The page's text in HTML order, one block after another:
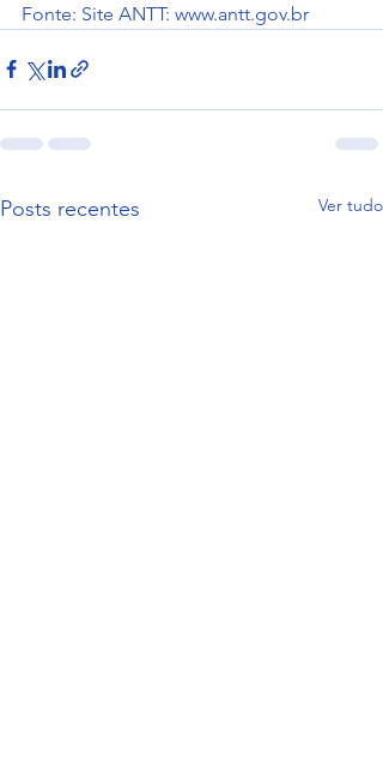
Fonte: Site ANTT: www.antt.gov.br
Posts recentes Ver tudo